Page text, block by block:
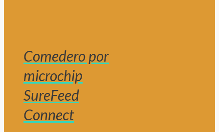
Comedero por
microchip
SureFeed
Connect